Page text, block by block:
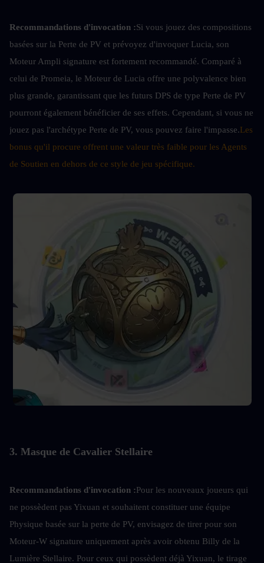
Recommandations d'invocation :Si vous jouez des compositions
basées sur la Perte de PV et prévoyez d'invoquer Lucia, son
Moteur Ampli signature est fortement recommandé. Comparé à
celui de Promeia, le Moteur de Lucia offre une polyvalence bien
plus grande, garantissant que les futurs DPS de type Perte de PV
pourront également bénéficier de ses effets. Cependant, si vous ne
jouez pas l'archétype Perte de PV, vous pouvez faire l'impasse.Les
bonus qu'il procure offrent une valeur très faible pour les Agents
de Soutien en dehors de ce style de jeu spécifique.
3. Masque de Cavalier Stellaire
Recommandations d'invocation :Pour les nouveaux joueurs qui
ne possèdent pas Yixuan et souhaitent constituer une équipe
Physique basée sur la perte de PV, envisagez de tirer pour son
Moteur-W signature uniquement après avoir obtenu Billy de la
Lumière Stellaire. Pour ceux qui possèdent déjà Yixuan, le tirage